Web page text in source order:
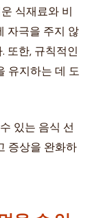
식재료와 비
자극을 주지 않
또한, 규칙적인
유지하는 데 도
있는 음식 선
증상을 완화하